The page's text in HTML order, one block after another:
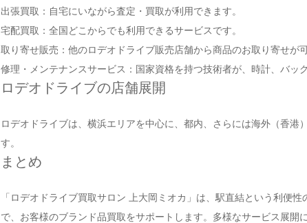
出張買取：自宅にいながら査定・買取が利用できます。
宅配買取：全国どこからでも利用できるサービスです。
取り寄せ販売：他のロデオドライブ販売店舗から商品のお取り寄せが可
修理・メンテナンスサービス：国家資格を持つ技術者が、時計、バッ
ロデオドライブの店舗展開
ロデオドライブは、横浜エリアを中心に、都内、さらには海外（香
す。
まとめ
「ロデオドライブ買取サロン 上大岡ミオカ」は、駅直結という利便
で、お客様のブランド品買取をサポートします。多様なサービス展開